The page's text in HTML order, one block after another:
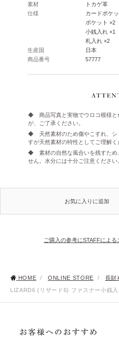
素材
トカゲ革
仕様
カードポケ
ポケット ×2
小銭入れ ×1
札入れ ×2
生産国
日本
商品番号
57777
◆ 商品写真と実物でウロコ模様と
が、ご了承ください。
◆ 天然素材のため傷やこすれ、シ
すが天然素材の特性としてご理解く
◆ 素材の自然な風合いを残すため
せん。水分には十分ご注意ください
お気に入りに追加
ご購入の参考にSTAFFによ
HOME / ONLINE STORE / 長財
LIZARD6 (リザード6) ファスナー小銭